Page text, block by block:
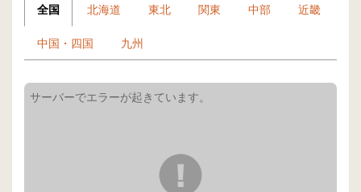
全国 北海道 東北 関東 中部 近畿
中国・四国 九州